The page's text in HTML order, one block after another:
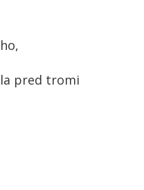
pred tromi